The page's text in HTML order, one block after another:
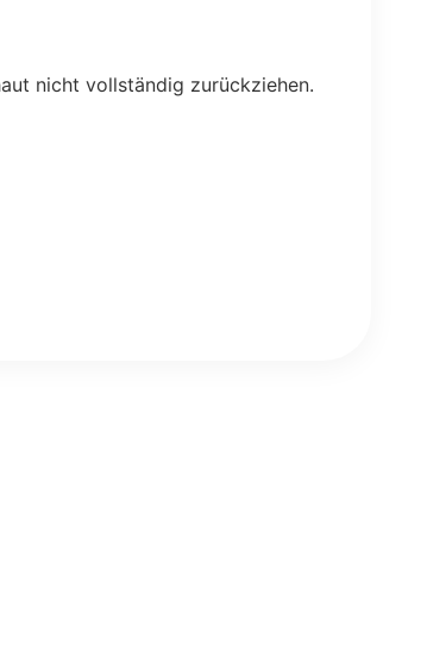
nicht vollständig zurückziehen.